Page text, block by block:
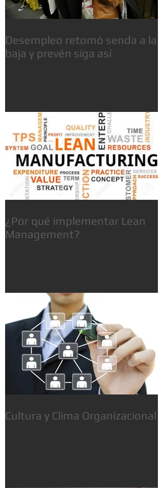
Desempleo retomó senda a la
baja y prevén siga así
¿Por qué implementar Lean
Management?
Cultura y Clima Organizacional